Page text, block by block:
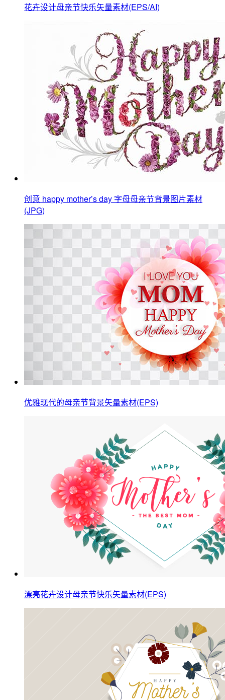
花卉设计母亲节快乐矢量素材(EPS/AI)
创意 happy mother’s day 字母母亲节背景图片素材
(JPG)
优雅现代的母亲节背景矢量素材(EPS)
漂亮花卉设计母亲节快乐矢量素材(EPS)